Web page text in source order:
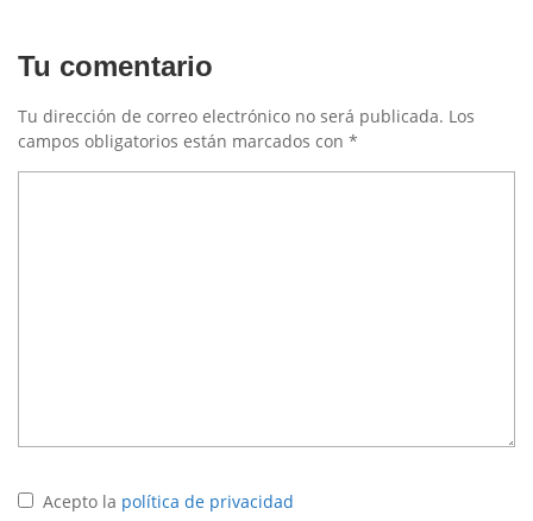
Tu comentario
Tu dirección de correo electrónico no será publicada. Los
campos obligatorios están marcados con *
Acepto la política de privacidad